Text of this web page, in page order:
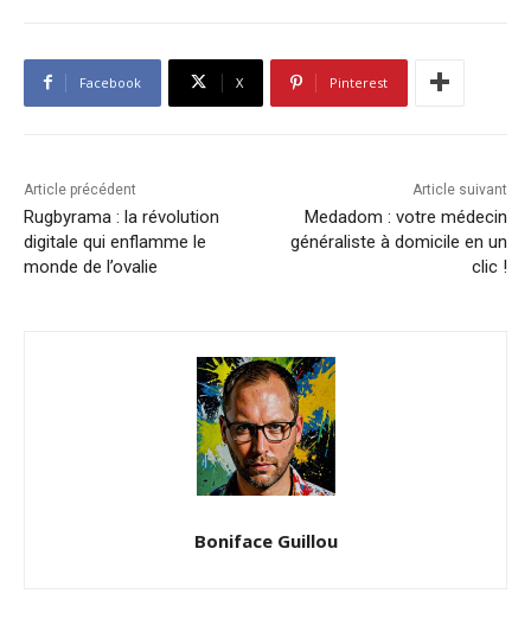
Facebook X Pinterest
Article précédent
Rugbyrama : la révolution
digitale qui enflamme le
monde de l’ovalie
Article suivant
Medadom : votre médecin
généraliste à domicile en un
clic !
Boniface Guillou